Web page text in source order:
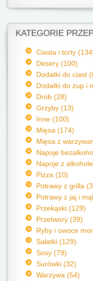
KATEGORIE
Ciasta i torty
Desery (100)
Dodatki do ciast
Dodatki do zup i
Drób (28)
Grzyby (13)
Inne (100)
Mięsa (174)
Mięsa z
Napoje
Napoje z
Pizza (10)
Potrawy z grilla
Potrawy z jaj i
Przekąski (129)
Przetwory (39)
Ryby i owoce
Sałatki (129)
Sosy (79)
Surówki (32)
Warzywa (54)